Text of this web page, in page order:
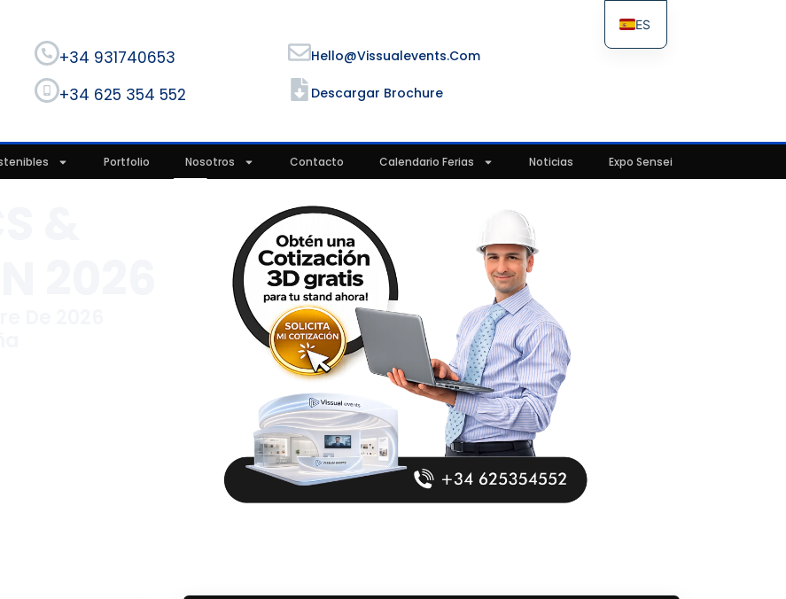
+34 931740653 Hello@vissualevents.com
+34 625 354 552 Descargar Brochure
Portfolio Nosotros Contacto Calendario Ferias Noticias Expo Sensei
ES
FR